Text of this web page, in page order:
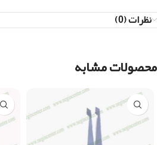
نظرات (0)
محصولات مشابه